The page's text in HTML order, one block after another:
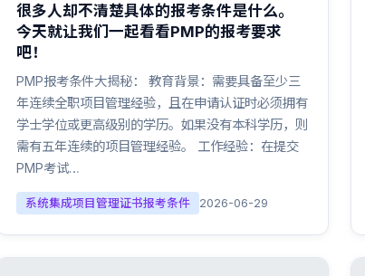
很多人却不清楚具体的报考条件是什么。
今天就让我们一起看看PMP的报考要求
吧！
PMP报考条件大揭秘： 教育背景：需要具备至少三
年连续全职项目管理经验，且在申请认证时必须拥有
学士学位或更高级别的学历。如果没有本科学历，则
需有五年连续的项目管理经验。 工作经验：在提交
PMP考试…
系统集成项目管理证书报考条件 2026-06-29